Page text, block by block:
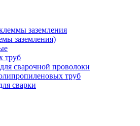
заземления
заземления)
труб
сварочной проволоки
труб
сварки